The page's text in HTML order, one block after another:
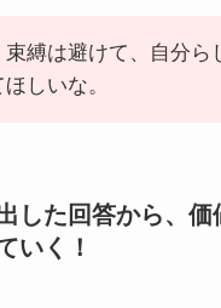
縛は避けて、自分ら
しいな。
した回答から、価
いく！